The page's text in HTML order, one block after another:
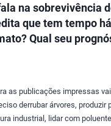
na sobrevivência
que tem tempo
Qual seu
as publicações impressas
derrubar árvores, produzir
industrial, lidar com